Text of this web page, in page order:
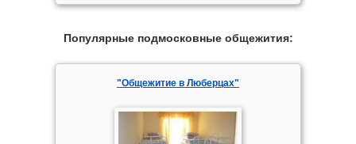
Популярные подмосковные общежития:
"Общежитие в Люберцах"